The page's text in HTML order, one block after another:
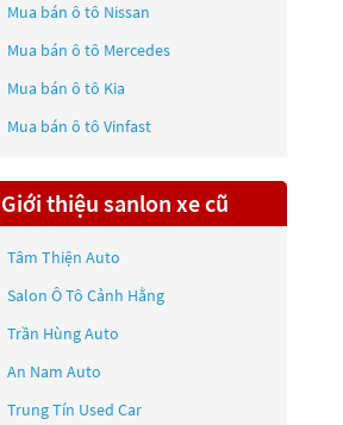
Mua bán ô tô Nissan
Mua bán ô tô Mercedes
Mua bán ô tô Kia
Mua bán ô tô Vinfast
Giới thiệu sanlon xe cũ
Tâm Thiện Auto
Salon Ô Tô Cảnh Hằng
Trần Hùng Auto
An Nam Auto
Trung Tín Used Car